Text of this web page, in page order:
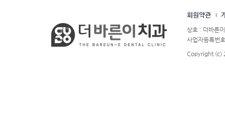
회원약관
상호 : 더바른
사업자등록번
Copyright (c)